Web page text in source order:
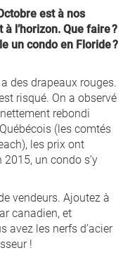
est à nos
l’horizon. Que faire ?
un condo en Floride ?
des drapeaux rouges.
risqué. On a observé
rebondi
(les comtés
les prix ont
un condo s’y
vendeurs. Ajoutez à
canadien, et
avez les nerfs d’acier
!